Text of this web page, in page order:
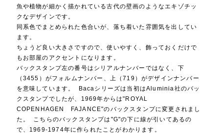
魚や植物が細かく描かれている古代の壁画のようなエキゾチッ
クなデザインです。
同系色でまとめられた色合いが、落ち着いた雰囲気を出してい
ます。
ちょうど良い大きさですので、使いやすく、飾っておくだけで
もお部屋のアクセントになります。
バックスタンプ左の番号はシリアルナンバーではなく、下
（3455）がフォルムナンバー、上（719）がデザインナンバー
を意味しています。 Bacaシリーズは当初はAluminia社のバッ
クスタンプでしたが、1969年からは"ROYAL
COPENHAGEN FAJANCE"のバックスタンプに変更されまし
た。 こちらのバックスタンプは"G"の下に線が引いてあるの
で、1969-1974年に作られたことがわかります。